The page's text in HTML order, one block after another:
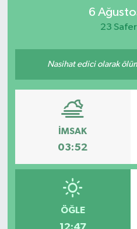
6
23
Nasihat edici olarak
İMSAK
03:52
ÖĞLE
Gündem
Kültür-Sanat
Özel Haber
Resmi İlan
Tüm Manşetler
Haber Arşivi